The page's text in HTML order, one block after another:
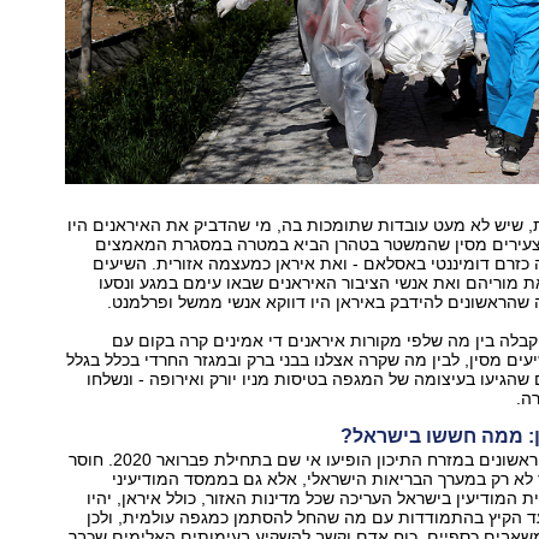
שיש לא מעט עובדות שתומכות בה, מי שהדביק את האיראנים היו
מסין שהמשטר בטהרן הביא במטרה במסגרת המאמצים
דומיננטי באסלאם - ואת איראן כמעצמה אזורית. השיעים
מוריהם ואת אנשי הציבור האיראנים שבאו עימם במגע ונסעו
שהראשונים להידבק באיראן היו דווקא אנשי ממשל ופרלמנט.
בין מה שלפי מקורות איראנים די אמינים קרה בקום עם
מסין, לבין מה שקרה אצלנו בבני ברק ובמגזר החרדי בכלל בגלל
בעיצומה של המגפה בטיסות מניו יורק ואירופה - ונשלחו
ממה חששו בישראל?
מקרי ההדבקה הראשונים במזרח התיכון הופיעו אי שם בתחילת פברואר 2020. חוסר
לא רק במערך הבריאות הישראלי, אלא גם בממסד המודיעיני
המודיעין בישראל העריכה שכל מדינות האזור, כולל איראן, יהיו
הקיץ בהתמודדות עם מה שהחל להסתמן כמגפה עולמית, ולכן